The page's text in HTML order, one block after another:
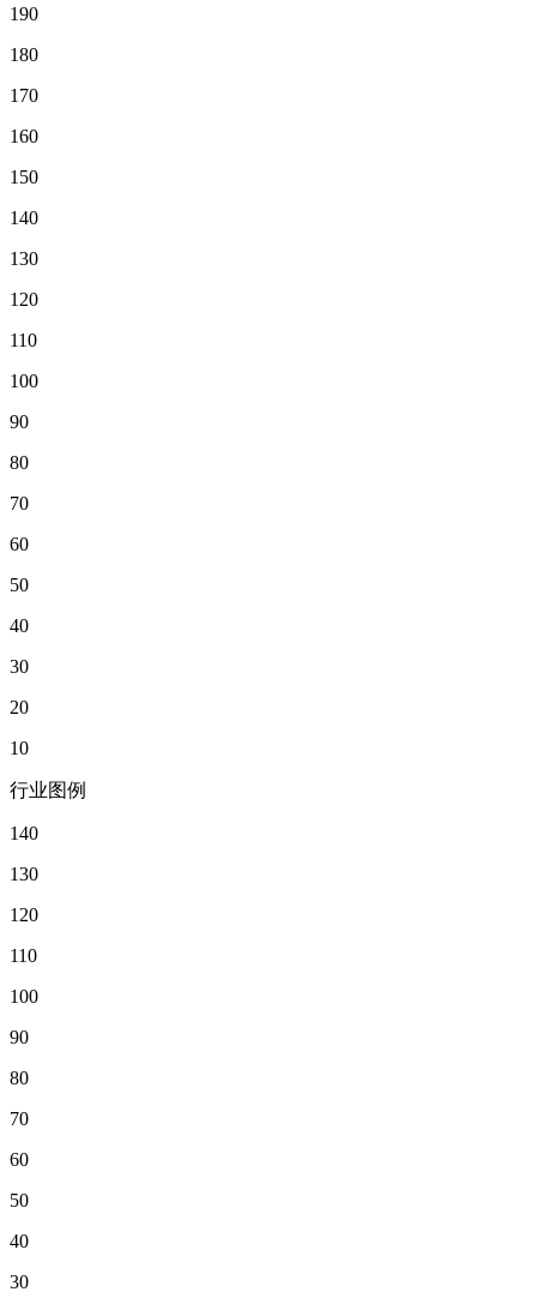
190
180
170
160
150
140
130
120
110
100
90
80
70
60
50
40
30
20
10
行业图例
140
130
120
110
100
90
80
70
60
50
40
30